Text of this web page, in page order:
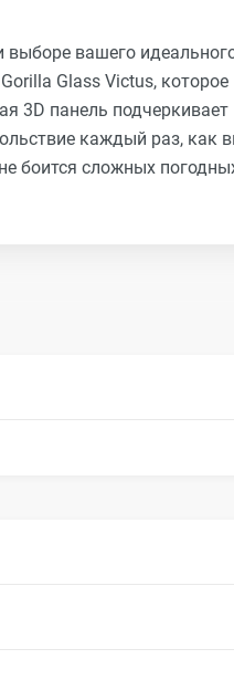
вашего
Glass Victus, которое
3D панель подчеркивает
каждый раз, как
боится сложных